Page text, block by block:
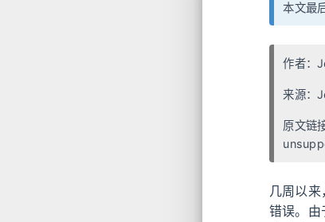
本文最
作者：
来源：
原文链
几周以
错误。